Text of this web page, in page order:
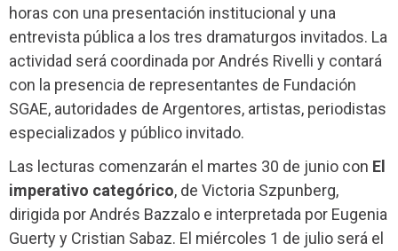
horas con una presentación institucional y una
entrevista pública a los tres dramaturgos invitados. La
actividad será coordinada por Andrés Rivelli y contará
con la presencia de representantes de Fundación
SGAE, autoridades de Argentores, artistas, periodistas
especializados y público invitado.
Las lecturas comenzarán el martes 30 de junio con El
imperativo categórico, de Victoria Szpunberg,
dirigida por Andrés Bazzalo e interpretada por Eugenia
Guerty y Cristian Sabaz. El miércoles 1 de julio será el